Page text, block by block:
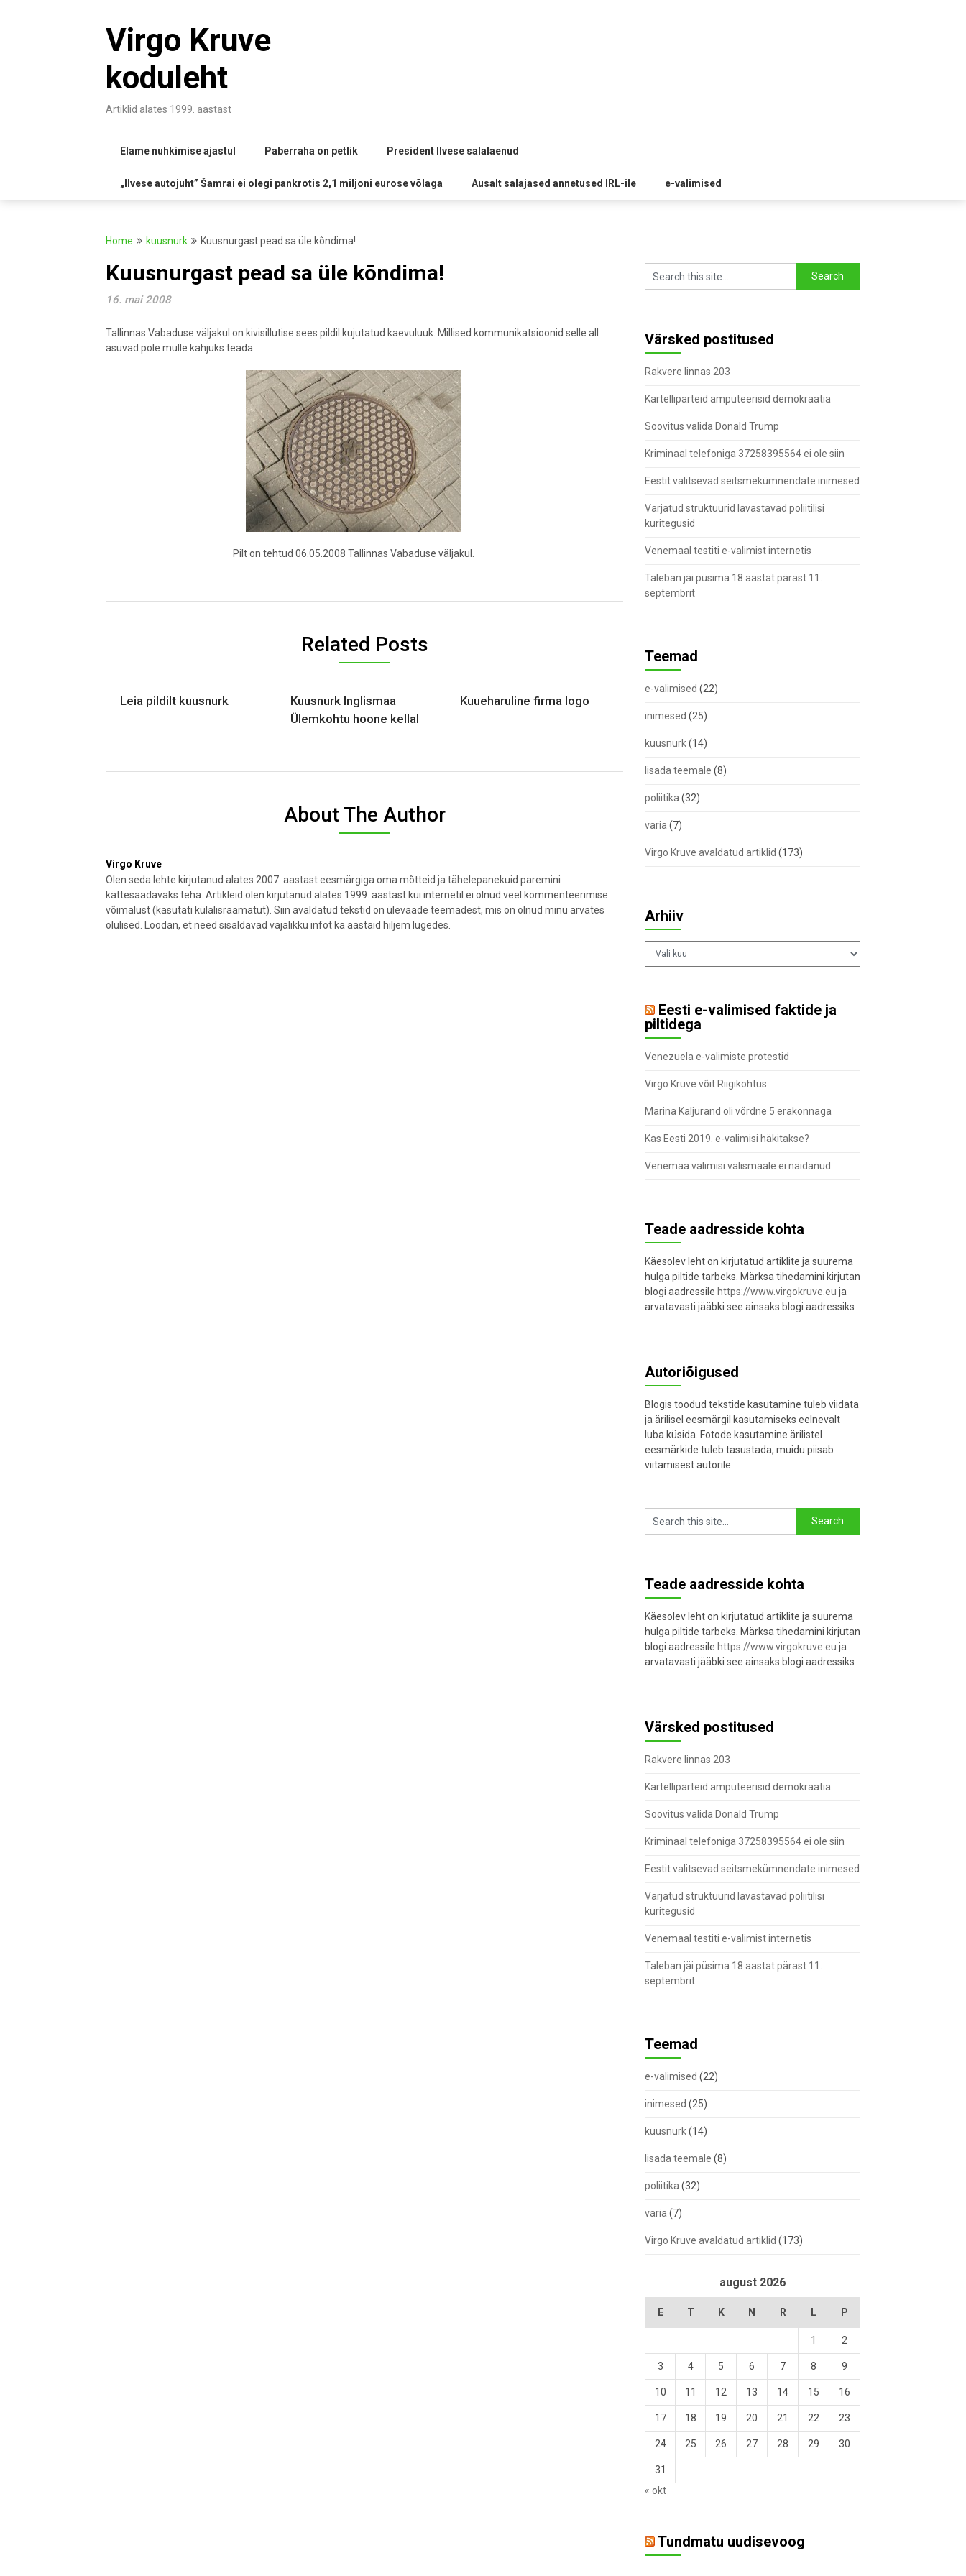
Virgo Kruve
koduleht
Artiklid alates 1999. aastast
Elame nuhkimise ajastul Paberraha on petlik President Ilvese salalaenud
„Ilvese autojuht” Šamrai ei olegi pankrotis 2,1 miljoni eurose võlaga Ausalt salajased annetused IRL-ile e-valimised
Home kuusnurk Kuusnurgast pead sa üle kõndima!
Kuusnurgast pead sa üle kõndima!
16. mai 2008
Tallinnas Vabaduse väljakul on kivisillutise sees pildil kujutatud kaevuluuk. Millised kommunikatsioonid selle all
asuvad pole mulle kahjuks teada.
Pilt on tehtud 06.05.2008 Tallinnas Vabaduse väljakul.
Related Posts
Leia pildilt kuusnurk
Kuusnurk Inglismaa
Ülemkohtu hoone kellal
Kuueharuline firma logo
About The Author
Virgo Kruve
Olen seda lehte kirjutanud alates 2007. aastast eesmärgiga oma mõtteid ja tähelepanekuid paremini
kättesaadavaks teha. Artikleid olen kirjutanud alates 1999. aastast kui internetil ei olnud veel kommenteerimise
võimalust (kasutati külalisraamatut). Siin avaldatud tekstid on ülevaade teemadest, mis on olnud minu arvates
olulised. Loodan, et need sisaldavad vajalikku infot ka aastaid hiljem lugedes.
Värsked postitused
Rakvere linnas 203
Kartelliparteid amputeerisid demokraatia
Soovitus valida Donald Trump
Kriminaal telefoniga 37258395564 ei ole siin
Eestit valitsevad seitsmekümnendate inimesed
Varjatud struktuurid lavastavad poliitilisi
kuritegusid
Venemaal testiti e-valimist internetis
Taleban jäi püsima 18 aastat pärast 11.
septembrit
Teemad
e-valimised (22)
inimesed (25)
kuusnurk(14)
lisada teemale (8)
poliitika (32)
varia (7)
Virgo Kruve avaldatud artiklid (173)
Arhiiv
Arhiiv
Eesti e-valimised faktide ja
piltidega
Venezuela e-valimiste protestid
Virgo Kruve võit Riigikohtus
Marina Kaljurand oli võrdne 5 erakonnaga
Kas Eesti 2019. e-valimisi häkitakse?
Venemaa valimisi välismaale ei näidanud
Teade aadresside kohta
Käesolev leht on kirjutatud artiklite ja suurema
hulga piltide tarbeks. Märksa tihedamini kirjutan
blogi aadressile https://www.virgokruve.eu ja
arvatavasti jääbki see ainsaks blogi aadressiks
Autoriõigused
Blogis toodud tekstide kasutamine tuleb viidata
ja ärilisel eesmärgil kasutamiseks eelnevalt
luba küsida. Fotode kasutamine ärilistel
eesmärkide tuleb tasustada, muidu piisab
viitamisest autorile.
Teade aadresside kohta
Käesolev leht on kirjutatud artiklite ja suurema
hulga piltide tarbeks. Märksa tihedamini kirjutan
blogi aadressile https://www.virgokruve.eu ja
arvatavasti jääbki see ainsaks blogi aadressiks
Värsked postitused
Rakvere linnas 203
Kartelliparteid amputeerisid demokraatia
Soovitus valida Donald Trump
Kriminaal telefoniga 37258395564 ei ole siin
Eestit valitsevad seitsmekümnendate inimesed
Varjatud struktuurid lavastavad poliitilisi
kuritegusid
Venemaal testiti e-valimist internetis
Taleban jäi püsima 18 aastat pärast 11.
septembrit
Teemad
e-valimised (22)
inimesed (25)
kuusnurk(14)
lisada teemale (8)
poliitika (32)
varia (7)
Virgo Kruve avaldatud artiklid (173)
august 2026
E T K N R L P
1 2
3 4 5 6 7 8 9
10 11 12 13 14 15 16
17 18 19 20 21 22 23
24 25 26 27 28 29 30
31
« okt
Tundmatu uudisevoog